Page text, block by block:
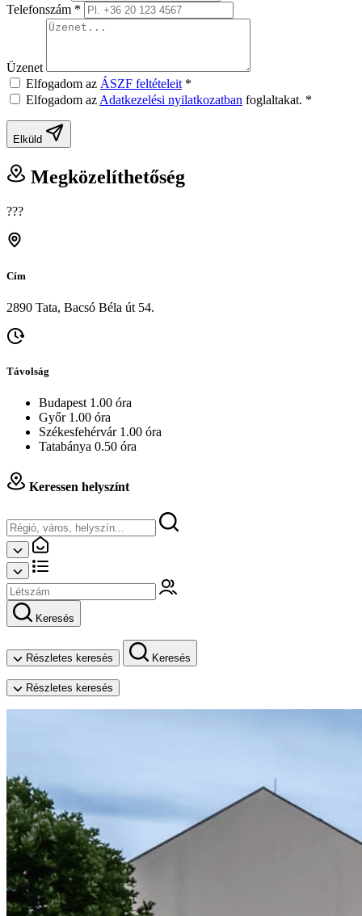
Telefonszám *
Üzenet
Elfogadom az ÁSZF feltételeit *
Elfogadom az Adatkezelési nyilatkozatban foglaltakat. *
Elküld
Megközelíthetőség
???
Cím
2890 Tata, Bacsó Béla út 54.
Távolság
Budapest 1.00 óra
Győr 1.00 óra
Székesfehérvár 1.00 óra
Tatabánya 0.50 óra
Keressen helyszínt
Keresés
Részletes keresés Keresés
Részletes keresés